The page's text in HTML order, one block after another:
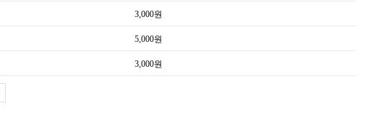
3,000원
5,000원
3,000원